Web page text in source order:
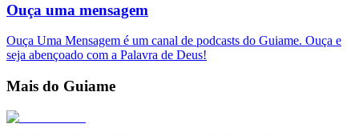
Ouça uma mensagem
Ouça Uma Mensagem é um canal de podcasts do Guiame. Ouça e
seja abençoado com a Palavra de Deus!
Mais do Guiame